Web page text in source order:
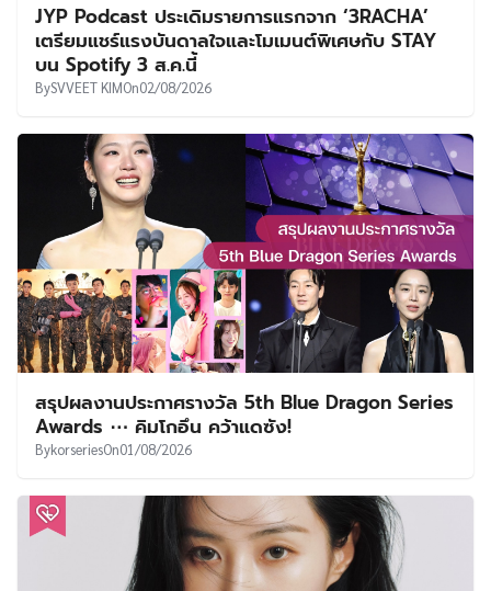
JYP Podcast ประเดิมรายการแรกจาก ‘3RACHA’
เตรียมแชร์แรงบันดาลใจและโมเมนต์พิเศษกับ STAY
บน Spotify 3 ส.ค.นี้
BySVVEET KIMOn02/08/2026
สรุปผลงานประกาศรางวัล 5th Blue Dragon Series
Awards ⋯ คิมโกอึน คว้าแดซัง!
BykorseriesOn01/08/2026